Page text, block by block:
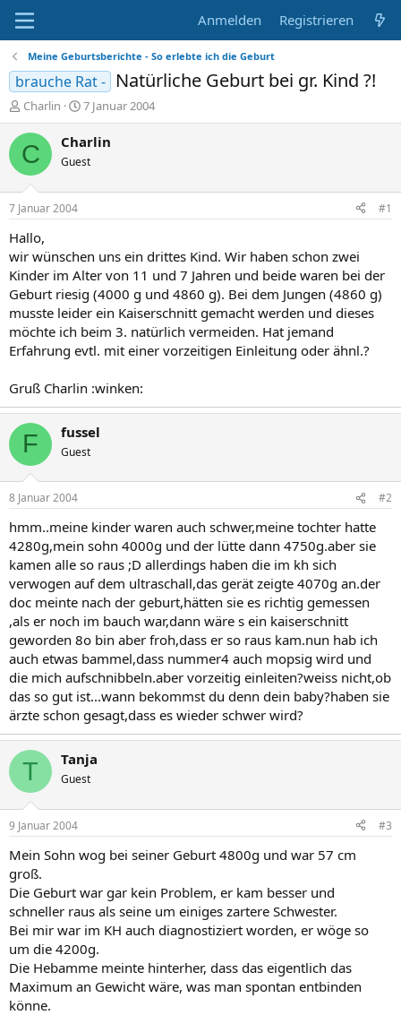
Anmelden Registrieren
Meine Geburtsberichte - So erlebte ich die Geburt
brauche Rat - Natürliche Geburt bei gr. Kind ?!
E
r
s
t
e
r
Charlin
E
r
s
e
t
7 Januar 2004
C Charlin
Guest
7 Januar 2004 #1
Hallo,
wir wünschen uns ein drittes Kind. Wir haben schon zwei
Kinder im Alter von 11 und 7 Jahren und beide waren bei der
Geburt riesig (4000 g und 4860 g). Bei dem Jungen (4860 g)
musste leider ein Kaiserschnitt gemacht werden und dieses
möchte ich beim 3. natürlich vermeiden. Hat jemand
Erfahrung evtl. mit einer vorzeitigen Einleitung oder ähnl.?
Gruß Charlin :winken:
F fussel
Guest
8 Januar 2004 #2
hmm..meine kinder waren auch schwer,meine tochter hatte
4280g,mein sohn 4000g und der lütte dann 4750g.aber sie
kamen alle so raus ;D allerdings haben die im kh sich
verwogen auf dem ultraschall,das gerät zeigte 4070g an.der
doc meinte nach der geburt,hätten sie es richtig gemessen
,als er noch im bauch war,dann wäre s ein kaiserschnitt
geworden 8o bin aber froh,dass er so raus kam.nun hab ich
auch etwas bammel,dass nummer4 auch mopsig wird und
die mich aufschnibbeln.aber vorzeitig einleiten?weiss nicht,ob
das so gut ist...wann bekommst du denn dein baby?haben sie
ärzte schon gesagt,dass es wieder schwer wird?
T Tanja
Guest
9 Januar 2004 #3
Mein Sohn wog bei seiner Geburt 4800g und war 57 cm
groß.
Die Geburt war gar kein Problem, er kam besser und
schneller raus als seine um einiges zartere Schwester.
Bei mir war im KH auch diagnostiziert worden, er wöge so
um die 4200g.
Die Hebamme meinte hinterher, dass das eigentlich das
Maximum an Gewicht wäre, was man spontan entbinden
könne.